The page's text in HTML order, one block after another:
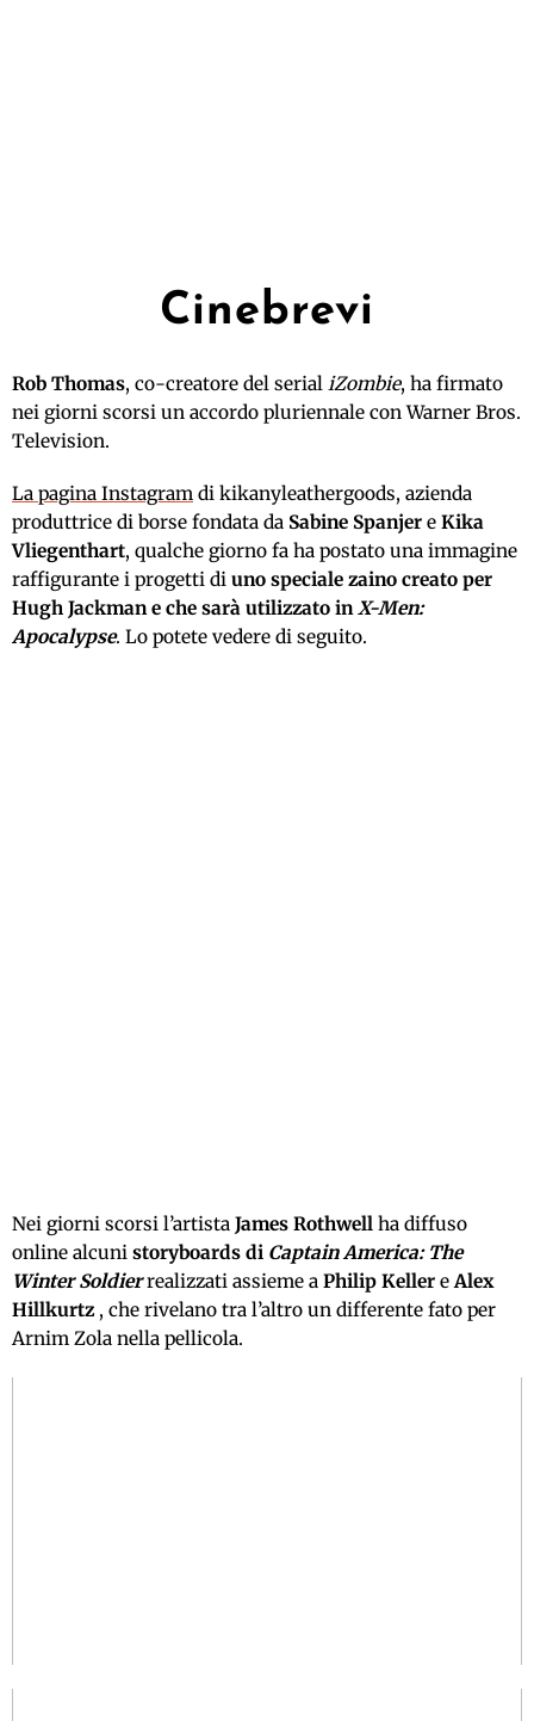
Cinebrevi
Rob Thomas, co-creatore del serial iZombie, ha firmato
nei giorni scorsi un accordo pluriennale con Warner Bros.
Television.
La pagina Instagram di kikanyleathergoods, azienda
produttrice di borse fondata da Sabine Spanjer e Kika
Vliegenthart, qualche giorno fa ha postato una immagine
raffigurante i progetti di uno speciale zaino creato per
Hugh Jackman e che sarà utilizzato inX-Men:
Apocalypse. Lo potete vedere di seguito.
Nei giorni scorsi l’artista James Rothwell ha diffuso
online alcuni storyboards di Captain America: The
Winter Soldier realizzati assieme a Philip Keller eAlex
Hillkurtz , che rivelano tra l’altro un differente fato per
Arnim Zola nella pellicola.